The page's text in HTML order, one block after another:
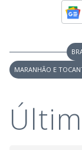
MARANHÃO E